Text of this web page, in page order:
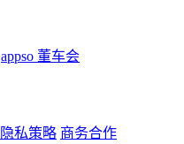
appso 董车会
隐私策略 商务合作